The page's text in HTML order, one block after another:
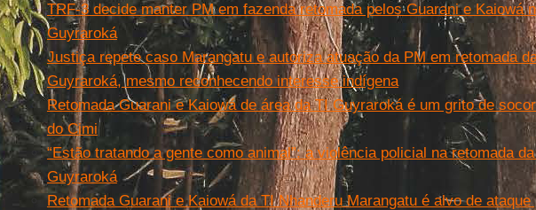
TRF-3 decide manter PM em fazenda retomada pelos Guarani e Kaiowá
Guyraroká
Justiça repete caso Marangatu e autoriza atuação da PM em retomada
Guyraroká, mesmo reconhecendo interesse indígena
Retomada Guarani e Kaiowá de área da TI Guyraroká é um grito de
do Cimi
“Estão tratando a gente como animal”: a violência policial na retomada
Guyraroká
Retomada Guarani e Kaiowá da TI Nhanderu Marangatu é alvo de